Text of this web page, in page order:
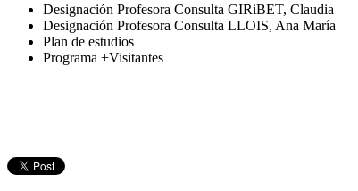
Designación Profesora Consulta GIRiBET, Claudia
Designación Profesora Consulta LLOIS, Ana María
Plan de estudios
Programa +Visitantes